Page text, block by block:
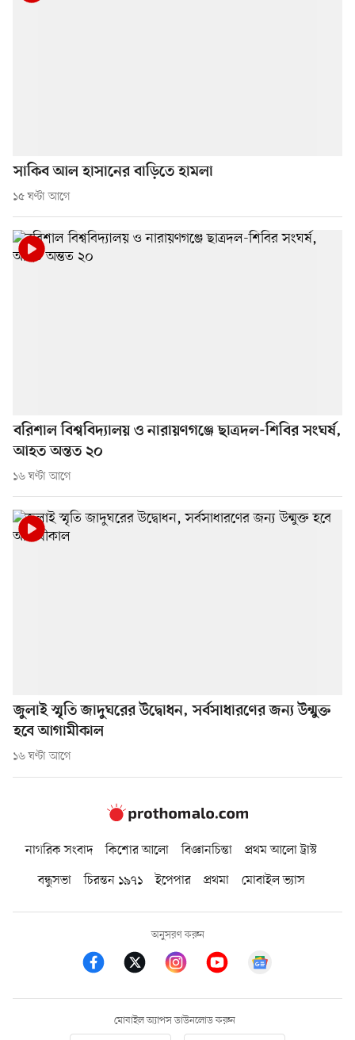
সাকিব আল হাসানের বাড়িতে হামলা
১৫ ঘণ্টা আগে
বরিশাল বিশ্ববিদ্যালয় ও নারায়ণগঞ্জে ছাত্রদল-শিবির সংঘর্ষ,
আহত অন্তত ২০
১৬ ঘণ্টা আগে
জুলাই স্মৃতি জাদুঘরের উদ্বোধন, সর্বসাধারণের জন্য উন্মুক্ত
হবে আগামীকাল
১৬ ঘণ্টা আগে
নাগরিক সংবাদ কিশোর আলো বিজ্ঞানচিন্তা
প্রথম আলো ট্রাস্ট
বন্ধুসভা
চিরন্তন ১৯৭১ ইপেপার প্রথমা মোবাইল ভ্যাস
অনুসরণ করুন
মোবাইল অ্যাপস ডাউনলোড করুন